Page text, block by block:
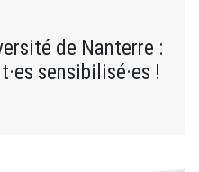
de Nanterre :
sensibilisé·es !